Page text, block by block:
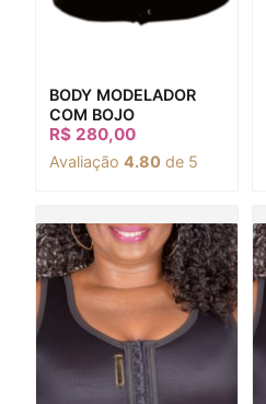
BODY MODELADOR
COM BOJO
R$ 280,00
Avaliação 4.80 de 5